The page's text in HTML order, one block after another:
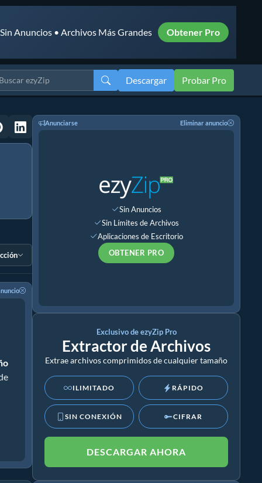
Anuncios • Archivos Más Grandes Obtener Pro
Descargar Probar Pro
Anunciarse Eliminar anuncio
Sin Anuncios
Sin Límites de Archivos
Aplicaciones de Escritorio
OBTENER PRO
Exclusivo de ezyZip Pro
Extractor de Archivos
Extrae archivos comprimidos de cualquier tamaño
ILIMITADO RÁPIDO
SIN CONEXIÓN CIFRAR
DESCARGAR AHORA